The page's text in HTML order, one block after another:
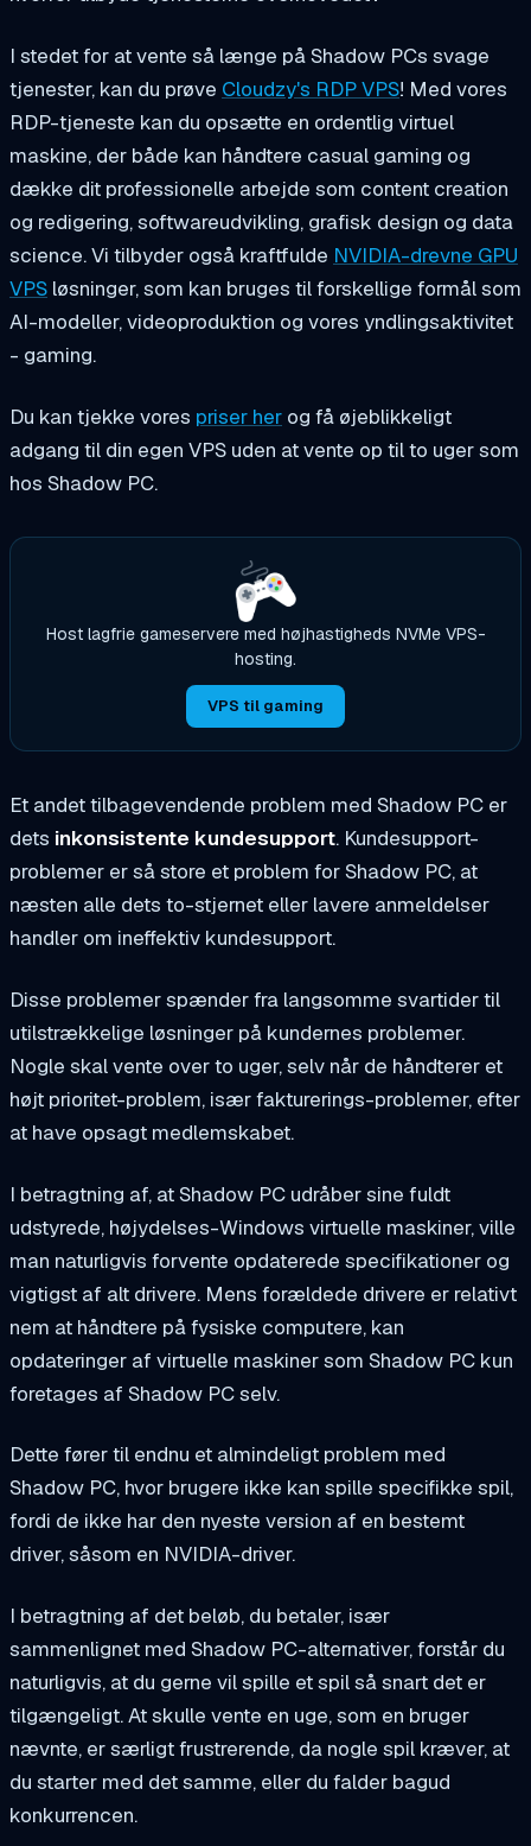
I stedet for at vente så længe på Shadow PCs svage
tjenester, kan du prøve Cloudzy's RDP VPS! Med vores
RDP-tjeneste kan du opsætte en ordentlig virtuel
maskine, der både kan håndtere casual gaming og
dække dit professionelle arbejde som content creation
og redigering, softwareudvikling, grafisk design og data
science. Vi tilbyder også kraftfulde NVIDIA-drevne GPU
VPS løsninger, som kan bruges til forskellige formål som
AI-modeller, videoproduktion og vores yndlingsaktivitet
- gaming.
Du kan tjekke vores priser her og få øjeblikkeligt
adgang til din egen VPS uden at vente op til to uger som
hos Shadow PC.
Host lagfrie gameservere med højhastigheds NVMe VPS-
hosting.
VPS til gaming
Et andet tilbagevendende problem med Shadow PC er
dets inkonsistente kundesupport. Kundesupport-
problemer er så store et problem for Shadow PC, at
næsten alle dets to-stjernet eller lavere anmeldelser
handler om ineffektiv kundesupport.
Disse problemer spænder fra langsomme svartider til
utilstrækkelige løsninger på kundernes problemer.
Nogle skal vente over to uger, selv når de håndterer et
højt prioritet-problem, især fakturerings-problemer, efter
at have opsagt medlemskabet.
I betragtning af, at Shadow PC udråber sine fuldt
udstyrede, højydelses-Windows virtuelle maskiner, ville
man naturligvis forvente opdaterede specifikationer og
vigtigst af alt drivere. Mens forældede drivere er relativt
nem at håndtere på fysiske computere, kan
opdateringer af virtuelle maskiner som Shadow PC kun
foretages af Shadow PC selv.
Dette fører til endnu et almindeligt problem med
Shadow PC, hvor brugere ikke kan spille specifikke spil,
fordi de ikke har den nyeste version af en bestemt
driver, såsom en NVIDIA-driver.
I betragtning af det beløb, du betaler, især
sammenlignet med Shadow PC-alternativer, forstår du
naturligvis, at du gerne vil spille et spil så snart det er
tilgængeligt. At skulle vente en uge, som en bruger
nævnte, er særligt frustrerende, da nogle spil kræver, at
du starter med det samme, eller du falder bagud
konkurrencen.